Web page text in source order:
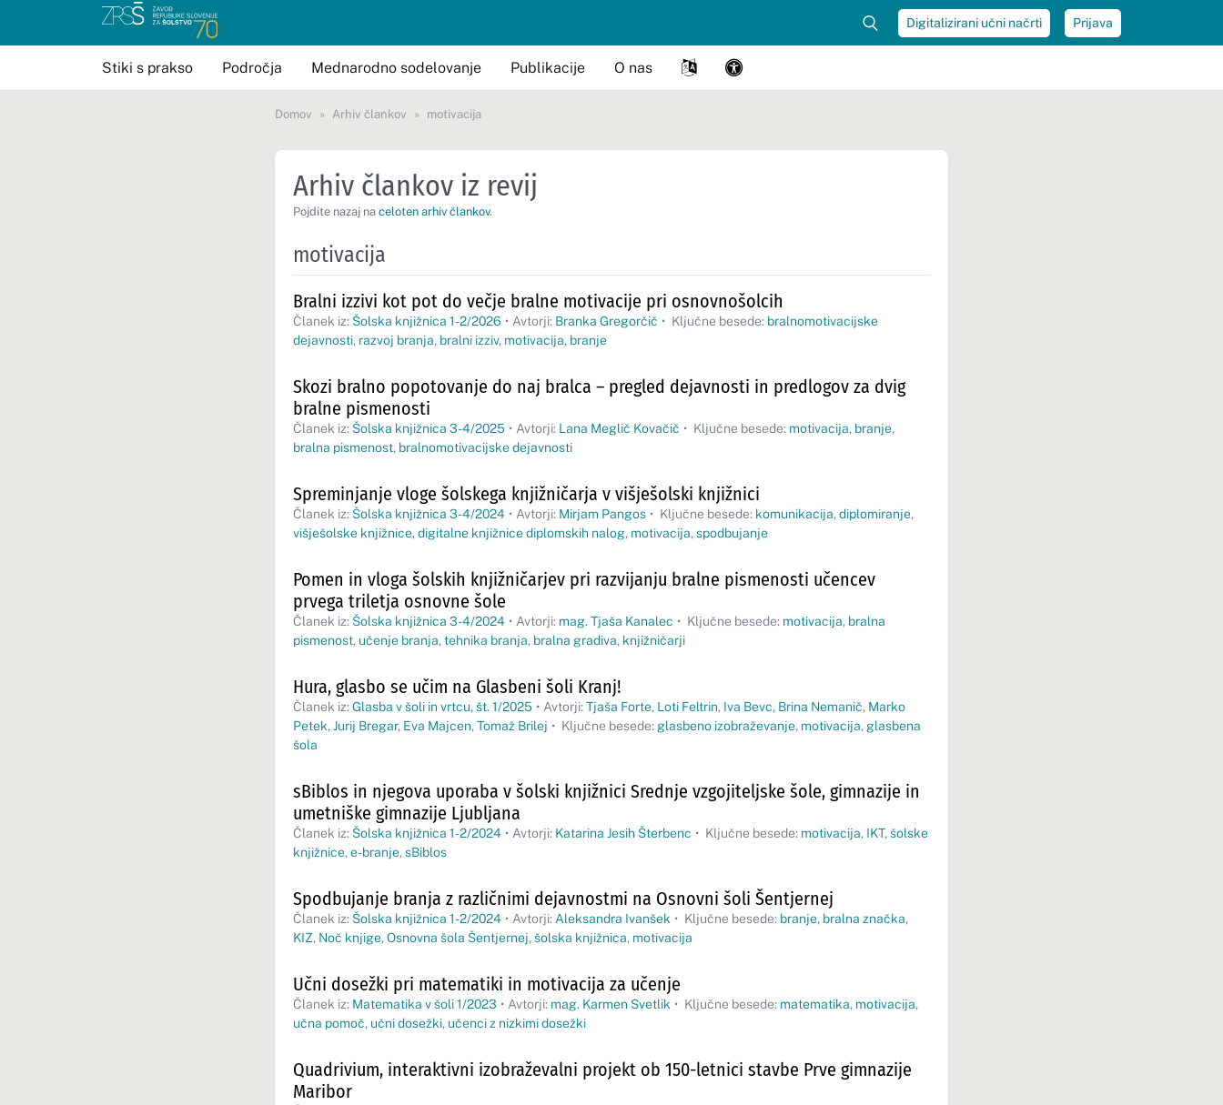
Digitalizirani učni načrti Prijava
Stiki s prakso Področja Mednarodno sodelovanje Publikacije O nas
Domov Arhiv člankov motivacija
Arhiv člankov iz revij
Pojdite nazaj na celoten arhiv člankov.
motivacija
Bralni izzivi kot pot do večje bralne motivacije pri osnovnošolcih
Članek iz: Šolska knjižnica 1-2/2026 • Avtorji: Branka Gregorčič • Ključne besede: bralnomotivacijske
dejavnosti, razvoj branja, bralni izziv, motivacija, branje
Skozi bralno popotovanje do naj bralca – pregled dejavnosti in predlogov za dvig
bralne pismenosti
Članek iz: Šolska knjižnica 3-4/2025 • Avtorji: Lana Meglič Kovačič • Ključne besede: motivacija, branje,
bralna pismenost, bralnomotivacijske dejavnosti
Spreminjanje vloge šolskega knjižničarja v višješolski knjižnici
Članek iz: Šolska knjižnica 3-4/2024 • Avtorji: Mirjam Pangos • Ključne besede: komunikacija, diplomiranje,
višješolske knjižnice, digitalne knjižnice diplomskih nalog, motivacija, spodbujanje
Pomen in vloga šolskih knjižničarjev pri razvijanju bralne pismenosti učencev
prvega triletja osnovne šole
Članek iz: Šolska knjižnica 3-4/2024 • Avtorji: mag. Tjaša Kanalec • Ključne besede: motivacija, bralna
pismenost, učenje branja, tehnika branja, bralna gradiva, knjižničarji
Hura, glasbo se učim na Glasbeni šoli Kranj!
Članek iz: Glasba v šoli in vrtcu, št. 1/2025 • Avtorji: Tjaša Forte, Loti Feltrin, Iva Bevc, Brina Nemanič, Marko
Petek, Jurij Bregar, Eva Majcen, Tomaž Brilej • Ključne besede: glasbeno izobraževanje, motivacija, glasbena
šola
sBiblos in njegova uporaba v šolski knjižnici Srednje vzgojiteljske šole, gimnazije in
umetniške gimnazije Ljubljana
Članek iz: Šolska knjižnica 1-2/2024 • Avtorji: Katarina Jesih Šterbenc • Ključne besede: motivacija, IKT, šolske
knjižnice, e-branje, sBiblos
Spodbujanje branja z različnimi dejavnostmi na Osnovni šoli Šentjernej
Članek iz: Šolska knjižnica 1-2/2024 • Avtorji: Aleksandra Ivanšek • Ključne besede: branje, bralna značka,
KIZ, Noč knjige, Osnovna šola Šentjernej, šolska knjižnica, motivacija
Učni dosežki pri matematiki in motivacija za učenje
Članek iz: Matematika v šoli 1/2023 • Avtorji: mag. Karmen Svetlik • Ključne besede: matematika, motivacija,
učna pomoč, učni dosežki, učenci z nizkimi dosežki
Quadrivium, interaktivni izobraževalni projekt ob 150-letnici stavbe Prve gimnazije
Maribor